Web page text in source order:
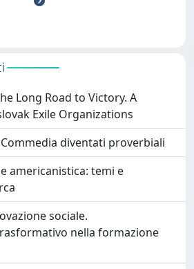
Long Road to Victory. A
Exile Organizations
diventati proverbiali
americanistica: temi e
sociale.
nella formazione